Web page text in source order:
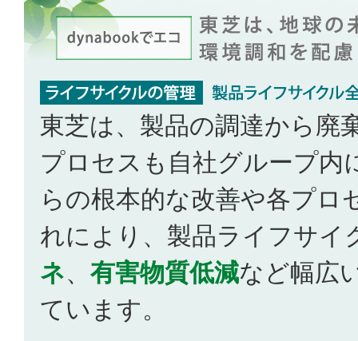
東芝は、製品の調達から廃
プロセスも自社グループ内
らの根本的な改善や各プロ
れにより、製品ライフサイ
ネ、 有害物質低減など幅広
ています。